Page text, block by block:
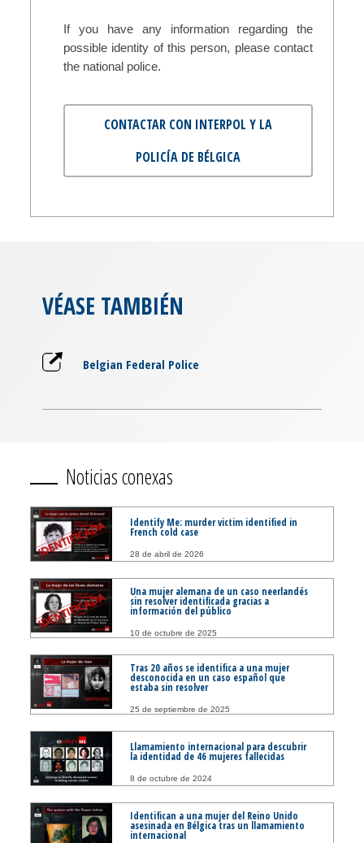
If you have any information regarding the
possible identity of this person, please contact
the national police.
CONTACTAR CON INTERPOL Y LA
POLICÍA DE BÉLGICA
VÉASE TAMBIÉN
Belgian Federal Police
Noticias conexas
Identify Me: murder victim identified in
French cold case
28 de abril de 2026
Una mujer alemana de un caso neerlandés
sin resolver identificada gracias a
información del público
10 de octubre de 2025
Tras 20 años se identifica a una mujer
desconocida en un caso español que
estaba sin resolver
25 de septiembre de 2025
Llamamiento internacional para descubrir
la identidad de 46 mujeres fallecidas
8 de octubre de 2024
Identifican a una mujer del Reino Unido
asesinada en Bélgica tras un llamamiento
internacional